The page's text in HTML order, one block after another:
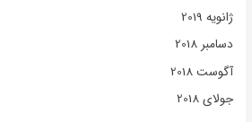
ژانویه 2019
دسامبر 2018
آگوست 2018
جولای 2018